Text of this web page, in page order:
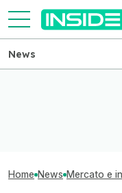
News
Home News Mercato e